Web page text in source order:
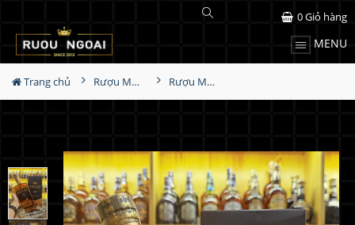
MENU
0Giỏ hàng
Trang chủ Rượu Mortlach Rượu Mortlach 20 Năm